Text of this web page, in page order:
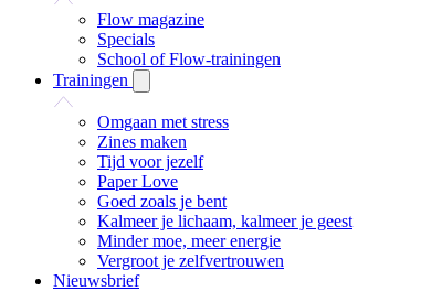
Flow magazine
Specials
School of Flow-trainingen
Trainingen
Omgaan met stress
Zines maken
Tijd voor jezelf
Paper Love
Goed zoals je bent
Kalmeer je lichaam, kalmeer je geest
Minder moe, meer energie
Vergroot je zelfvertrouwen
Nieuwsbrief